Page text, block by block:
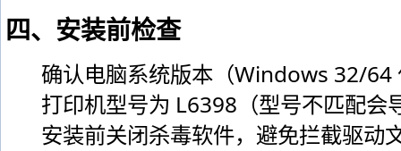
四、安装前检查
确认电脑系统版本（Windows 32/64
打印机型号为 L6398（型号不匹配会
安装前关闭杀毒软件，避免拦截驱动